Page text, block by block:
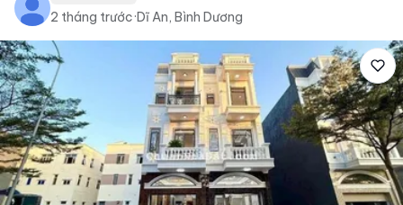
2 tháng trước·Dĩ An, Bình Dương